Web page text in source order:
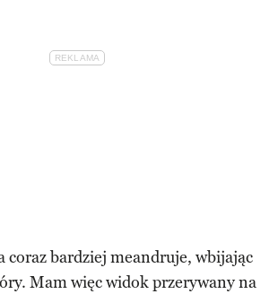
coraz bardziej meandruje, wbijając
Mam więc widok przerywany na